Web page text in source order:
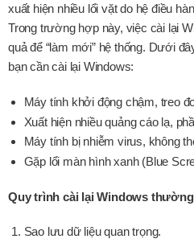
xuất hiện nhiều lổi vặt do hệ điều
Trong trường hợp này, việc cài lại
quả để “làm mới” hệ thống. Dưới
bạn cần cài lại Windows:
Máy tính khởi động chậm, treo
Xuất hiện nhiều quảng cáo lạ,
Máy tính bị nhiễm virus, không
Gặp lổi màn hình xanh (Blue
Quy trình cài lại Windows
Sao lưu dữ liệu quan trọng.